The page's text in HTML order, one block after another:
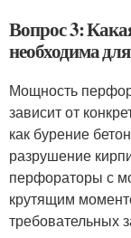
Вопрос 3:
необходима
Мощность
зависит от
как бурение
разрушение
перфораторы с
крутящим
требовательных